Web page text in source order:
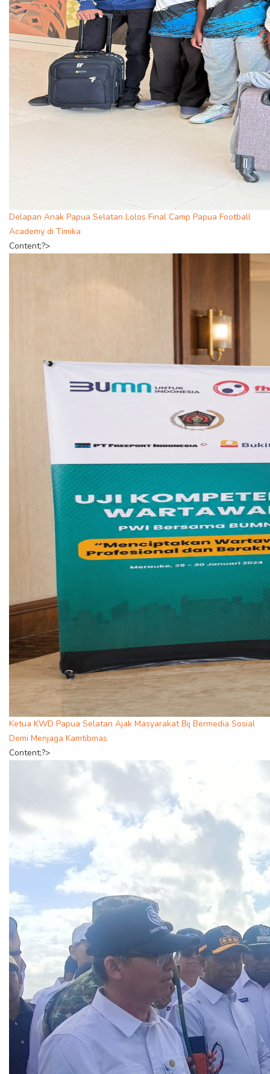
Delapan Anak Papua Selatan Lolos Final Camp Papua Football
Academy di Timika
Content;?>
Ketua KWD Papua Selatan Ajak Masyarakat Bij Bermedia Sosial
Demi Menjaga Kamtibmas
Content;?>